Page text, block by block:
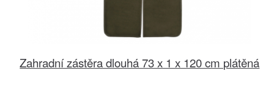
Zahradní zástěra dlouhá 73 x 1 x 120 cm plátěná